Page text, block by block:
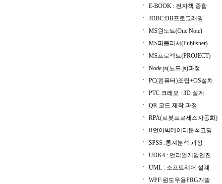
E-BOOK : 전자책 종합
JDBC:DB프로그래밍
MS원노트(One Note)
MS퍼블리셔(Publisher)
MS프로젝트(PROJECT)
Node.js(노드.js)과정
PC(컴퓨터)조립+OS설치
PTC 크레오 : 3D 설계
QR 코드 제작 과정
RPA(로봇프로세스자동화)
R언어빅데이터분석코딩
SPSS :통계분석 과정
UDK4 : 언리얼게임엔진
UML : 소프트웨어 설계
WPF:윈도우용PRG개발